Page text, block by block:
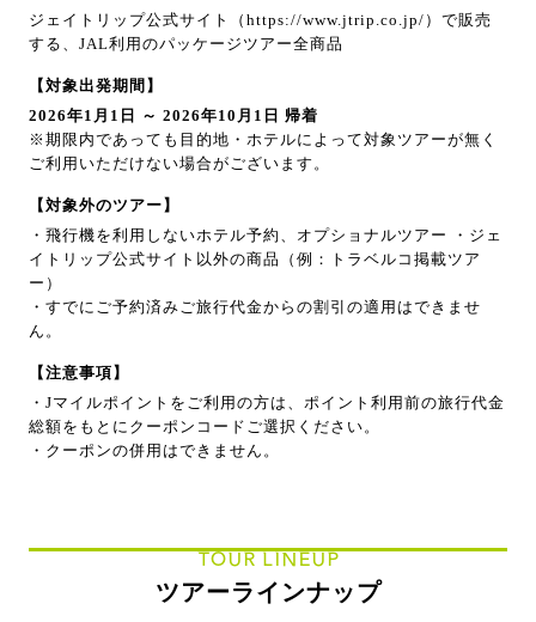
ジェイトリップ公式サイト（https://www.jtrip.co.jp/）で販売
する、JAL利用のパッケージツアー全商品
【対象出発期間】
2026年1月1日 ～ 2026年10月1日 帰着
※期限内であっても目的地・ホテルによって対象ツアーが無く
ご利用いただけない場合がございます。
【対象外のツアー】
・飛行機を利用しないホテル予約、オプショナルツアー ・ジェ
イトリップ公式サイト以外の商品（例：トラベルコ掲載ツア
ー）
・すでにご予約済みご旅行代金からの割引の適用はできませ
ん。
【注意事項】
・Jマイルポイントをご利用の方は、ポイント利用前の旅行代金
総額をもとにクーポンコードご選択ください。
・クーポンの併用はできません。
TOUR LINEUP
ツアーラインナップ